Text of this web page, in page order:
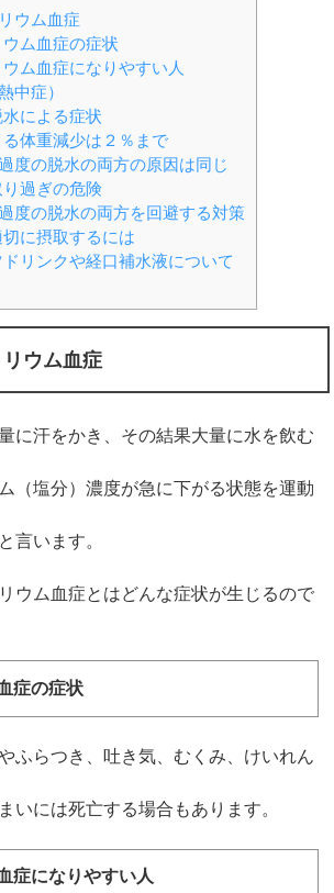
ウム血症
ム血症の症状
ム血症になりやすい人
中症）
による症状
体重減少は２％まで
度の脱水の両方の原因は同じ
過ぎの危険
度の脱水の両方を回避する対策
に摂取するには
リンクや経口補水液について
ウム血症
に汗をかき、その結果大量に水を飲む
（塩分）濃度が急に下がる状態を運動
言います。
ウム血症とはどんな症状が生じるので
症の症状
ふらつき、吐き気、むくみ、けいれん
いには死亡する場合もあります。
症になりやすい人